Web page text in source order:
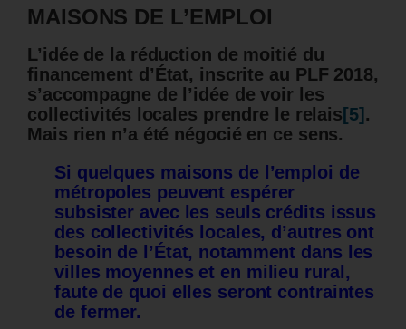
MAISONS DE L’EMPLOI
L’idée de la réduction de moitié du
financement d’État, inscrite au PLF 2018,
s’accompagne de l’idée de voir les
collectivités locales prendre le relais [5] .
Mais rien n’a été négocié en ce sens.
Si quelques maisons de l’emploi de
métropoles peuvent espérer
subsister avec les seuls crédits issus
des collectivités locales, d’autres ont
besoin de l’État, notamment dans les
villes moyennes et en milieu rural,
faute de quoi elles seront contraintes
de fermer.